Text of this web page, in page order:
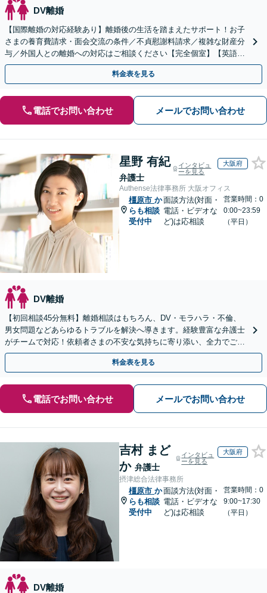
DV離婚
【国際離婚の対応経験あり】離婚後の生活を踏まえたサポート！お子
さまの養育費請求・面会交流の条件／不貞慰謝料請求／複雑な財産分
与／外国人との離婚への対応はご相談ください【完全個室】【英語対
応可】【大阪天満宮駅5分】
料金表を見る
電話でお問い合わせ メールでお問い合わせ
星野 有紀
弁護士
インタビュ
ーを見る
大阪府
Authense法律事務所 大阪オフィス
橿原市 か
らも相談
受付中
面談方法(対面・
電話・ビデオな
ど)は応相談
営業時間：0
0:00~23:59
（平日）
DV離婚
【初回相談45分無料】離婚相談はもちろん、DV・モラハラ・不倫、
男女問題などあらゆるトラブルを解決へ導きます。経験豊富な弁護士
がチームで対応！依頼者さまの不安な気持ちに寄り添い、全力でご支
援します。【子連れ相談可／完全個室】
料金表を見る
電話でお問い合わせ メールでお問い合わせ
吉村 まど
か 弁護士
インタビュ
ーを見る
大阪府
摂津総合法律事務所
橿原市 か
らも相談
受付中
面談方法(対面・
電話・ビデオな
ど)は応相談
営業時間：0
9:00~17:30
（平日）
DV離婚